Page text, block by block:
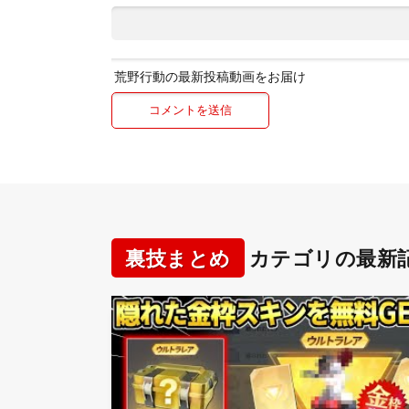
荒野行動の最新投稿動画をお届け
裏技まとめ カテゴリの最新